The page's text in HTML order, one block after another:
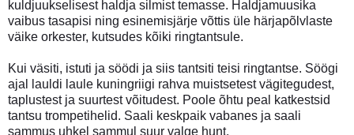
kuldjuukselisest haldja silmist temasse. Haldjamuusika
vaibus tasapisi ning esinemisjärje võttis üle härjapõlvlaste
väike orkester, kutsudes kõiki ringtantsule.
Kui väsiti, istuti ja söödi ja siis tantsiti teisi ringtantse. Söögi
ajal lauldi laule kuningriigi rahva muistsetest vägitegudest,
taplustest ja suurtest võitudest. Poole õhtu peal katkestsid
tantsu trompetihelid. Saali keskpaik vabanes ja saali
sammus uhkel sammul suur valge hunt.